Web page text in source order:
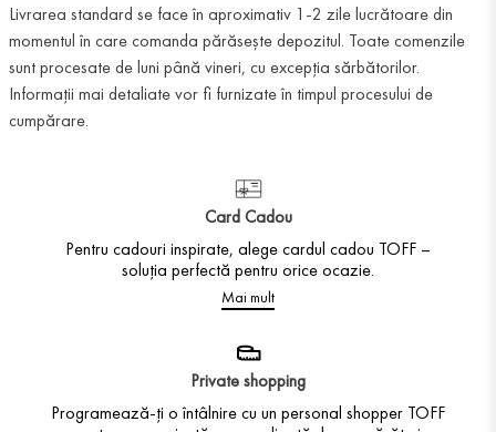
Livrarea standard se face în aproximativ 1-2 zile lucrătoare din
momentul în care comanda părăsește depozitul. Toate comenzile
sunt procesate de luni până vineri, cu excepția sărbătorilor.
Informații mai detaliate vor fi furnizate în timpul procesului de
cumpărare.
Card Cadou
Pentru cadouri inspirate, alege cardul cadou TOFF –
soluția perfectă pentru orice ocazie.
Mai mult
Private shopping
Programează-ți o întâlnire cu un personal shopper TOFF